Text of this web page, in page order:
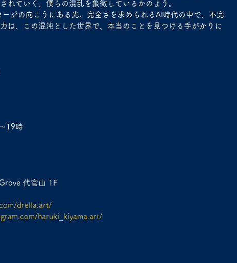
れていく、僕らの混乱を象徴しているかのよう。
ジの向こうにある光。完全さを求められるAI時代の中で、不完
は、この混沌とした世界で、本当のことを見つける手がかりに
19時
代官山 1F
drella.art/
haruki_kiyama.art/